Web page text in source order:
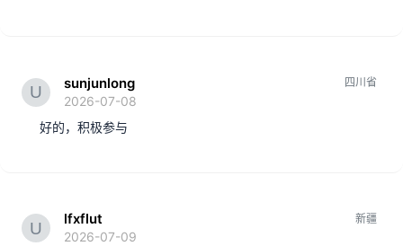
sunjunlong
2026-07-08
四川省
好的，积极参与
lfxflut
2026-07-09
新疆